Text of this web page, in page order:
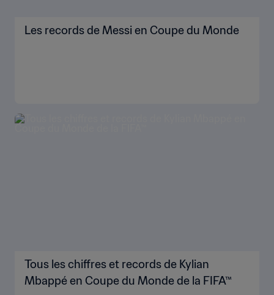
Les records de Messi en Coupe du Monde
Tous les chiffres et records de Kylian
Mbappé en Coupe du Monde de la FIFA™